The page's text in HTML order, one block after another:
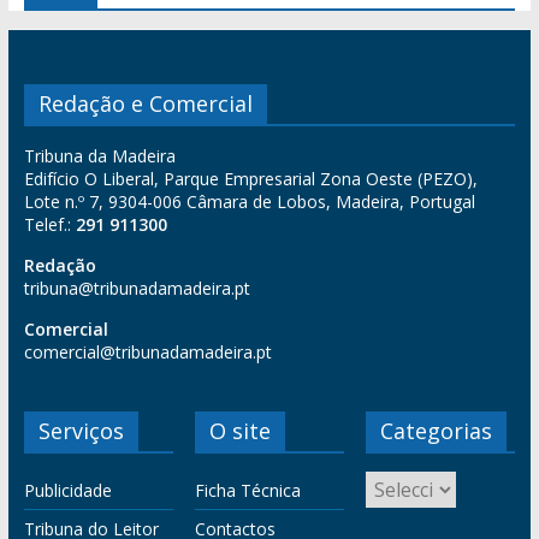
Redação e Comercial
Tribuna da Madeira
Edifício O Liberal, Parque Empresarial Zona Oeste (PEZO),
Lote n.º 7, 9304-006 Câmara de Lobos, Madeira, Portugal
Telef.: 291 911300
Redação
tribuna@tribunadamadeira.pt
Comercial
comercial@tribunadamadeira.pt
Serviços
Publicidade
Tribuna do Leitor
O site
Ficha Técnica
Contactos
Categorias